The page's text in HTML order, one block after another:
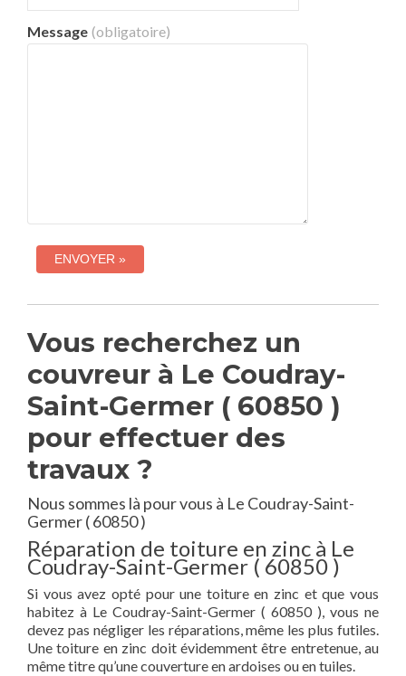
Message (obligatoire)
Vous recherchez un
couvreur à Le Coudray-
Saint-Germer ( 60850 )
pour effectuer des
travaux ?
Nous sommes là pour vous à Le Coudray-Saint-
Germer ( 60850 )
Réparation de toiture en zinc à Le
Coudray-Saint-Germer ( 60850 )
Si vous avez opté pour une toiture en zinc et que vous
habitez à Le Coudray-Saint-Germer ( 60850 ), vous ne
devez pas négliger les réparations, même les plus futiles.
Une toiture en zinc doit évidemment être entretenue, au
même titre qu’une couverture en ardoises ou en tuiles.